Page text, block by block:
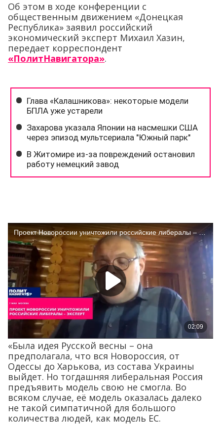
Об этом в ходе конференции с
общественным движением «Донецкая
Республика» заявил российский
экономический эксперт Михаил Хазин,
передает корреспондент
«ПолитНавигатора».
«Была идея Русской весны – она
предполагала, что вся Новороссия, от
Одессы до Харькова, из состава Украины
выйдет. Но тогдашняя либеральная Россия
предъявить модель свою не смогла. Во
всяком случае, её модель оказалась далеко
не такой симпатичной для большого
количества людей, как модель ЕС.